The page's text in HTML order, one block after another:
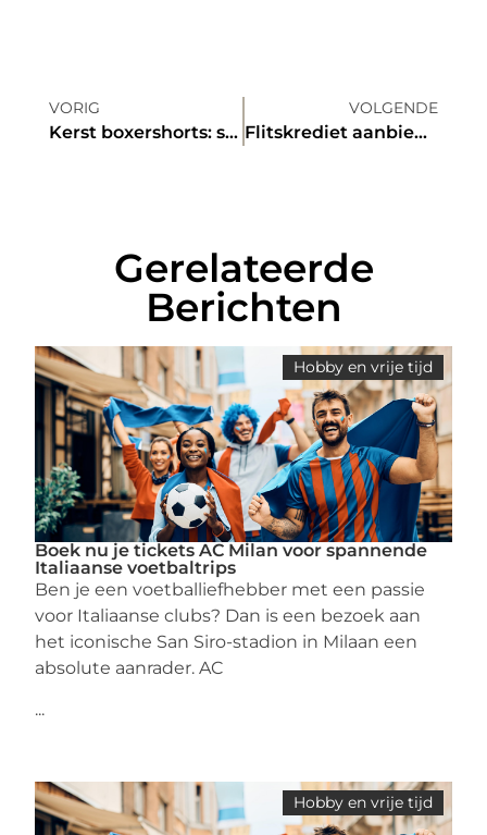
VORIG
Kerst boxershorts: stijlvol en comfortabel voor de feestdagen
VOLGENDE
Flitskrediet aanbieders: verantwoord en bewust lenen
Gerelateerde
Berichten
Hobby en vrije tijd
Boek nu je tickets AC Milan voor spannende
Italiaanse voetbaltrips
Ben je een voetballiefhebber met een passie
voor Italiaanse clubs? Dan is een bezoek aan
het iconische San Siro-stadion in Milaan een
absolute aanrader. AC
...
Hobby en vrije tijd